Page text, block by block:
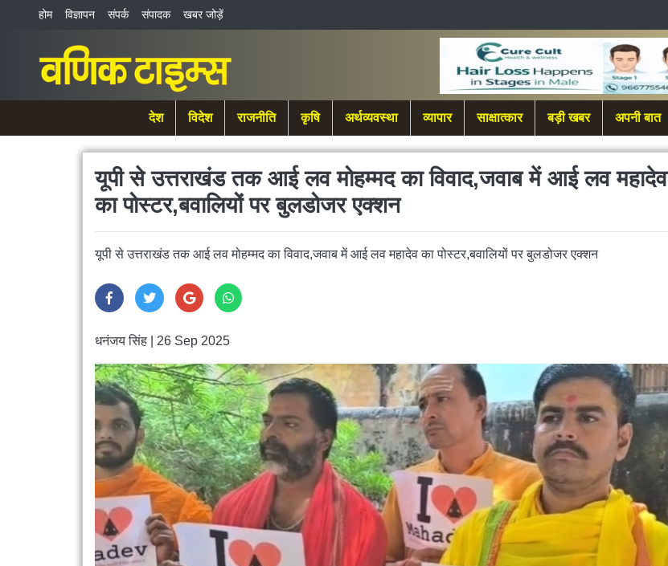
होम विज्ञापन संपर्क संपादक खबर जोड़ें
देश विदेश राजनीति कृषि अर्थव्यवस्था व्यापार साक्षात्कार बड़ी खबर अपनी बात
यूपी से उत्तराखंड तक आई लव मोहम्मद का विवाद,जवाब में आई लव महादेव
का पोस्टर,बवालियों पर बुलडोजर एक्शन
यूपी से उत्तराखंड तक आई लव मोहम्मद का विवाद,जवाब में आई लव महादेव का पोस्टर,बवालियों पर बुलडोजर एक्शन
धनंजय सिंह 26 Sep 2025